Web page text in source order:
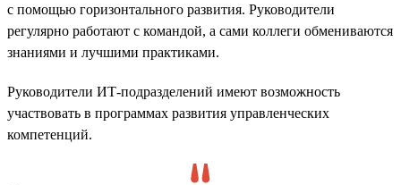
с помощью горизонтального развития. Руководители
регулярно работают с командой, а сами коллеги обмениваются
знаниями и лучшими практиками.
Руководители ИТ-подразделений имеют возможность
участвовать в программах развития управленческих
компетенций.